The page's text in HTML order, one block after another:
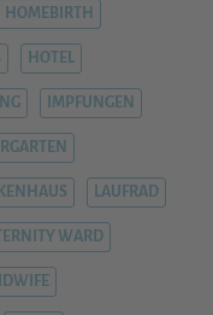
HOMEBIRTH
HOTEL
IMPFUNGEN
LAUFRAD
WARD